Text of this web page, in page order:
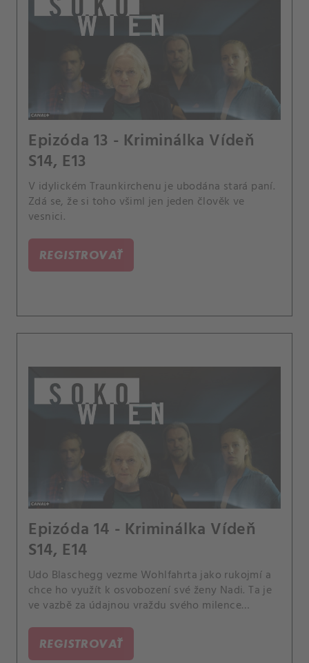
Epizóda 13 - Kriminálka Vídeň
S14, E13
V idylickém Traunkirchenu je ubodána stará paní.
Zdá se, že si toho všiml jen jeden člověk ve
vesnici.
REGISTROVAŤ
Epizóda 14 - Kriminálka Vídeň
S14, E14
Udo Blaschegg vezme Wohlfahrta jako rukojmí a
chce ho využít k osvobození své ženy Nadi. Ta je
ve vazbě za údajnou vraždu svého milence
REGISTROVAŤ